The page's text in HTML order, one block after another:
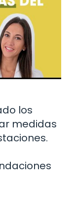
los
medidas